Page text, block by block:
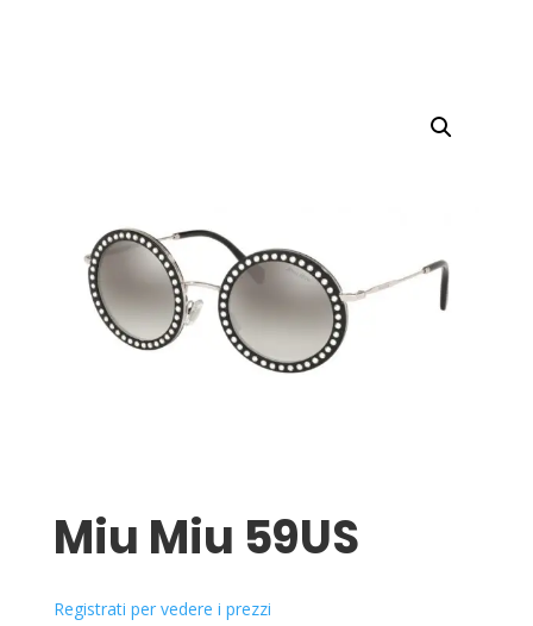
Miu Miu 59US
Registrati per vedere i prezzi